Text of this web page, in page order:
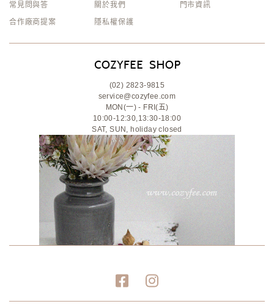
常見問與答
關於我們
門市資訊
合作廠商提案
隱私權保護
(02) 2823-9815
service@cozyfee.com
MON(一) - FRI(五)
10:00-12:30,13:30-18:00
SAT, SUN, holiday closed